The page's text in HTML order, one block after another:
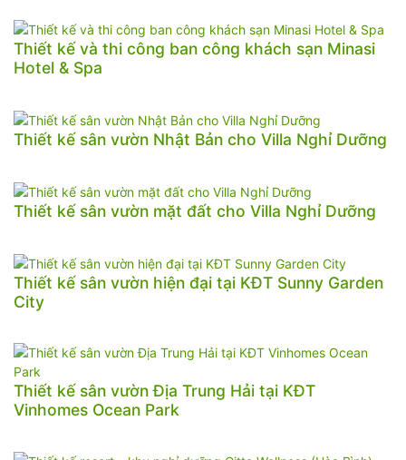
Thiết kế và thi công ban công khách sạn Minasi
Hotel & Spa
Thiết kế sân vườn Nhật Bản cho Villa Nghỉ Dưỡng
Thiết kế sân vườn mặt đất cho Villa Nghỉ Dưỡng
Thiết kế sân vườn hiện đại tại KĐT Sunny Garden
City
Thiết kế sân vườn Địa Trung Hải tại KĐT
Vinhomes Ocean Park